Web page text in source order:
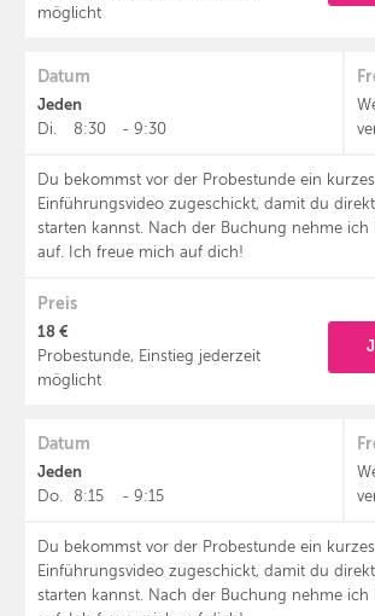
möglicht
Datum
Jeden
Di. 8:30 - 9:30
Du bekommst vor der Probestunde ein kurzes
Einführungsvideo zugeschickt, damit du
starten kannst. Nach der Buchung nehme
auf. Ich freue mich auf dich!
Preis
18 €
Probestunde, Einstieg jederzeit
möglicht
Datum
Jeden
Do. 8:15 - 9:15
Du bekommst vor der Probestunde ein kurzes
Einführungsvideo zugeschickt, damit du
starten kannst. Nach der Buchung nehme